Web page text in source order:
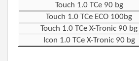
Touch 1.0 TCe 90 bg
Touch 1.0 TCe ECO 100bg
Touch 1.0 TCe X-Tronic 90 bg
Icon 1.0 TCe X-Tronic 90 bg